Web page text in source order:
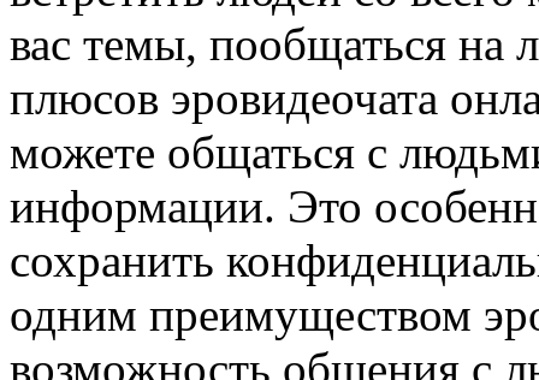
вас темы, пообщаться
плюсов эровидеочата
можете общаться с
информации. Это
сохранить
одним преимуществом
возможность общения с